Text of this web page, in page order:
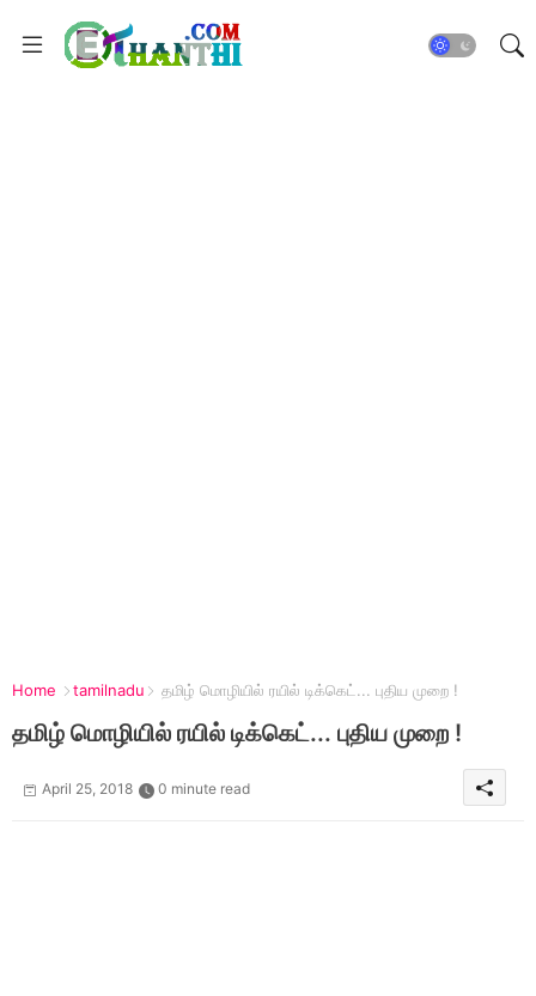
Home tamilnadu தமிழ் மொழியில் ரயில் டிக்கெட்... புதிய முறை !
தமிழ் மொழியில் ரயில் டிக்கெட்... புதிய முறை !
April 25, 2018 0 minute read